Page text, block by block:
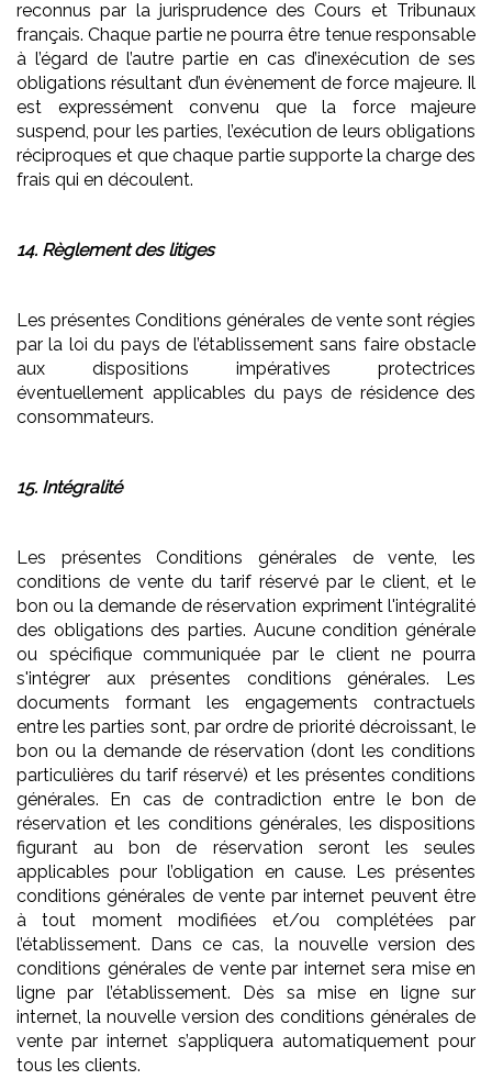
reconnus par la jurisprudence des Cours et Tribunaux
français. Chaque partie ne pourra être tenue responsable
à l’égard de l’autre partie en cas d’inexécution de ses
obligations résultant d’un évènement de force majeure. Il
est expressément convenu que la force majeure
suspend, pour les parties, l’exécution de leurs obligations
réciproques et que chaque partie supporte la charge des
frais qui en découlent.
14. Règlement des litiges
Les présentes Conditions générales de vente sont régies
par la loi du pays de l’établissement sans faire obstacle
aux dispositions impératives protectrices
éventuellement applicables du pays de résidence des
consommateurs.
15. Intégralité
Les présentes Conditions générales de vente, les
conditions de vente du tarif réservé par le client, et le
bon ou la demande de réservation expriment l'intégralité
des obligations des parties. Aucune condition générale
ou spécifique communiquée par le client ne pourra
s'intégrer aux présentes conditions générales. Les
documents formant les engagements contractuels
entre les parties sont, par ordre de priorité décroissant, le
bon ou la demande de réservation (dont les conditions
particulières du tarif réservé) et les présentes conditions
générales. En cas de contradiction entre le bon de
réservation et les conditions générales, les dispositions
figurant au bon de réservation seront les seules
applicables pour l’obligation en cause. Les présentes
conditions générales de vente par internet peuvent être
à tout moment modifiées et/ou complétées par
l’établissement. Dans ce cas, la nouvelle version des
conditions générales de vente par internet sera mise en
ligne par l’établissement. Dès sa mise en ligne sur
internet, la nouvelle version des conditions générales de
vente par internet s’appliquera automatiquement pour
tous les clients.